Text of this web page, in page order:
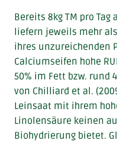
Bereits 8kg TM pro Tag
liefern jeweils mehr als
ihres unzureichenden
Calciumseifen hohe
50% im Fett bzw. rund
von Chilliard et al.
Leinsaat mit ihrem
Linolensäure keinen
Biohydrierung bietet.